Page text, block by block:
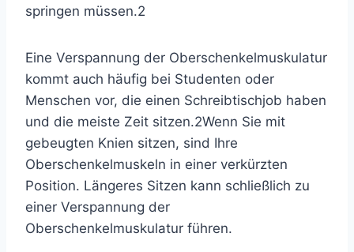
springen müssen.2
Eine Verspannung der Oberschenkelmuskulatur
kommt auch häufig bei Studenten oder
Menschen vor, die einen Schreibtischjob haben
und die meiste Zeit sitzen.2Wenn Sie mit
gebeugten Knien sitzen, sind Ihre
Oberschenkelmuskeln in einer verkürzten
Position. Längeres Sitzen kann schließlich zu
einer Verspannung der
Oberschenkelmuskulatur führen.